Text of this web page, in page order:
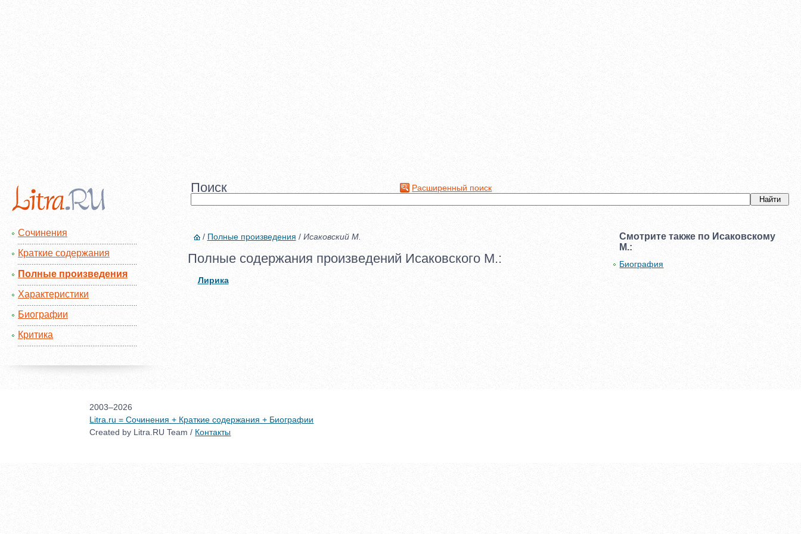
Поиск Расширенный поиск
Сочинения
Краткие содержания
Полные произведения
Характеристики
Биографии
Критика
/ Полные произведения / Исаковский М.
Полные содержания произведений Исаковского М.:
Лирика
Смотрите также по Исаковскому
М.:
Биография
2003–2026
Litra.ru = Сочинения + Краткие содержания + Биографии
Created by Litra.RU Team / Контакты